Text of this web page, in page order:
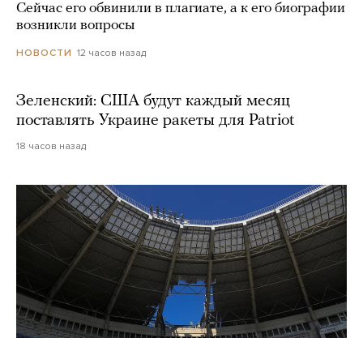
Сейчас его обвинили в плагиате, а к его биографии
возникли вопросы
НОВОСТИ 12 часов назад
Зеленский: США будут каждый месяц
поставлять Украине ракеты для Patriot
18 часов назад